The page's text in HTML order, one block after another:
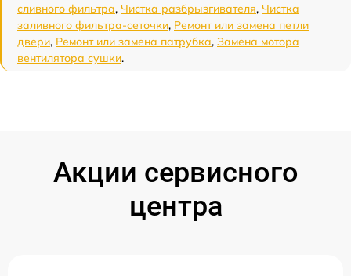
сливного фильтра, Чистка разбрызгивателя, Чистка
заливного фильтра-сеточки, Ремонт или замена петли
двери, Ремонт или замена патрубка, Замена мотора
вентилятора сушки.
Акции сервисного
центра